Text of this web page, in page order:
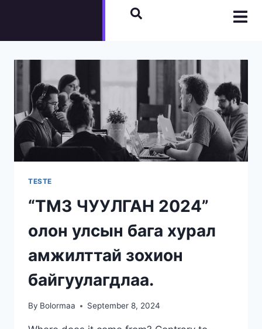
TESTE
“ТМЗ ЧУУЛГАН 2024”
олон улсын бага хурал
амжилттай зохион
байгуулагдлаа.
By Bolormaa September 8, 2024